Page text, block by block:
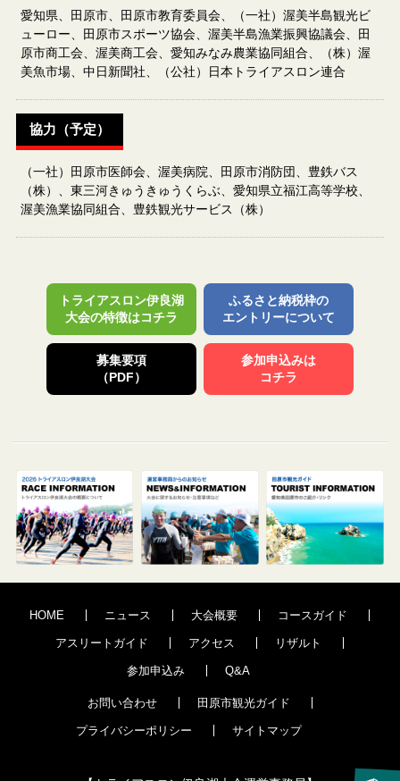
愛知県、田原市、田原市教育委員会、（一社）渥美半島観光ビ
ューロー、田原市スポーツ協会、渥美半島漁業振興協議会、田
原市商工会、渥美商工会、愛知みなみ農業協同組合、（株）渥
美魚市場、中日新聞社、（公社）日本トライアスロン連合
協力（予定）
（一社）田原市医師会、渥美病院、田原市消防団、豊鉄バス
（株）、東三河きゅうきゅうくらぶ、愛知県立福江高等学校、
渥美漁業協同組合、豊鉄観光サービス（株）
トライアスロン伊良湖
大会の特徴はコチラ
ふるさと納税枠の
エントリーについて
募集要項
（PDF）
参加申込みは
コチラ
HOME ニュース 大会概要 コースガイド
アスリートガイド アクセス リザルト
参加申込み Q&A
お問い合わせ 田原市観光ガイド
プライバシーポリシー サイトマップ